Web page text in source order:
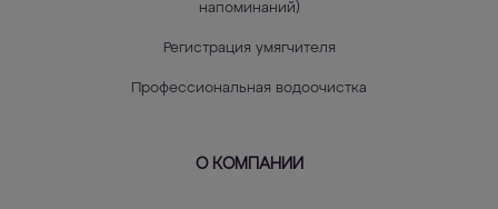
напоминаний)
Регистрация умягчителя
Профессиональная водоочистка
О КОМПАНИИ